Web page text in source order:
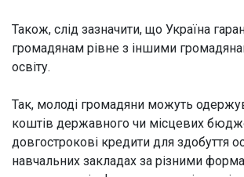
Також, слід зазначити, що Україна
громадянам рівне з іншими
освіту.
Так, молоді громадяни можуть
коштів державного чи місцевих
довгострокові кредити для здобуття
навчальних закладах за різними